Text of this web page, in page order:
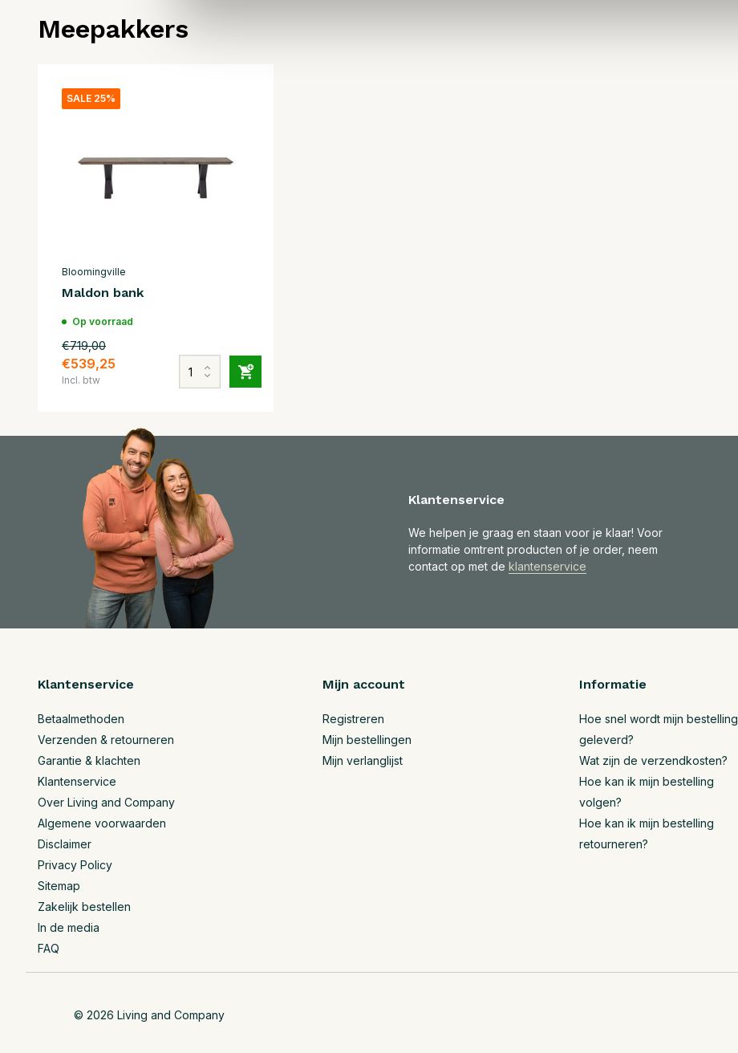
Meepakkers
SALE 25%
Bloomingville
Maldon bank
Op voorraad
€719,00
€539,25
Incl. btw
Klantenservice
We helpen je graag en staan voor je klaar! Voor
informatie omtrent producten of je order, neem
contact op met de klantenservice
Klantenservice
Betaalmethoden
Verzenden & retourneren
Garantie & klachten
Klantenservice
Over Living and Company
Algemene voorwaarden
Disclaimer
Privacy Policy
Sitemap
Zakelijk bestellen
In de media
FAQ
Mijn account
Registreren
Mijn bestellingen
Mijn verlanglijst
Informatie
Hoe snel wordt mijn bestelling
geleverd?
Wat zijn de verzendkosten?
Hoe kan ik mijn bestelling
volgen?
Hoe kan ik mijn bestelling
retourneren?
© 2026 Living and Company